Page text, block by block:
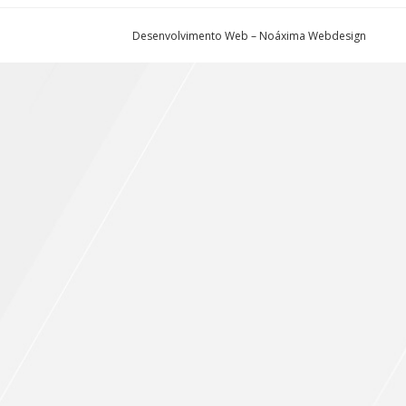
Desenvolvimento Web – Noáxima Webdesign